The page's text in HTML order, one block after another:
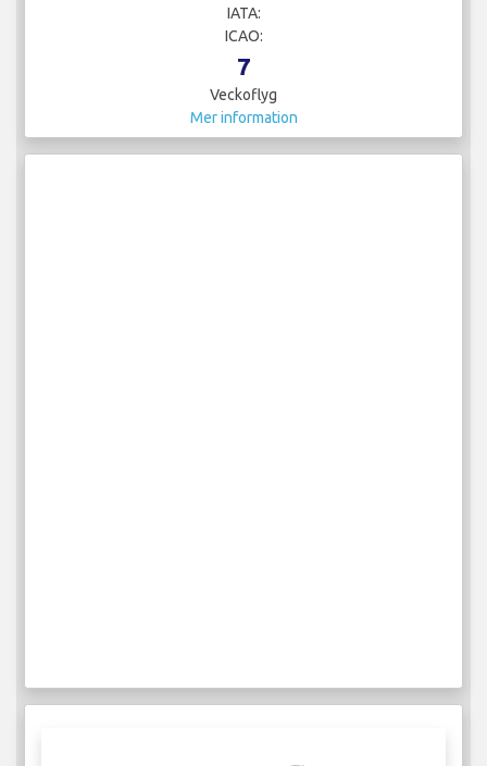
IATA:
ICAO:
7
Veckoflyg
Mer information